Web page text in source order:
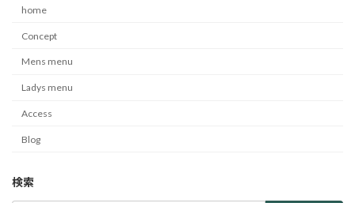
home
Concept
Mens menu
Ladys menu
Access
Blog
検索